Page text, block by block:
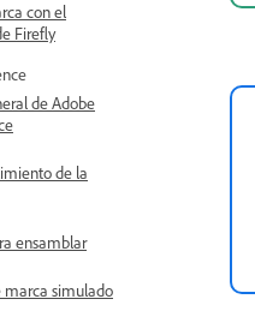
con el
Firefly
de Adobe
de la
ensamblar
marca simulado